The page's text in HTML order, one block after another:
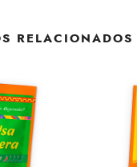
RELACIONADOS